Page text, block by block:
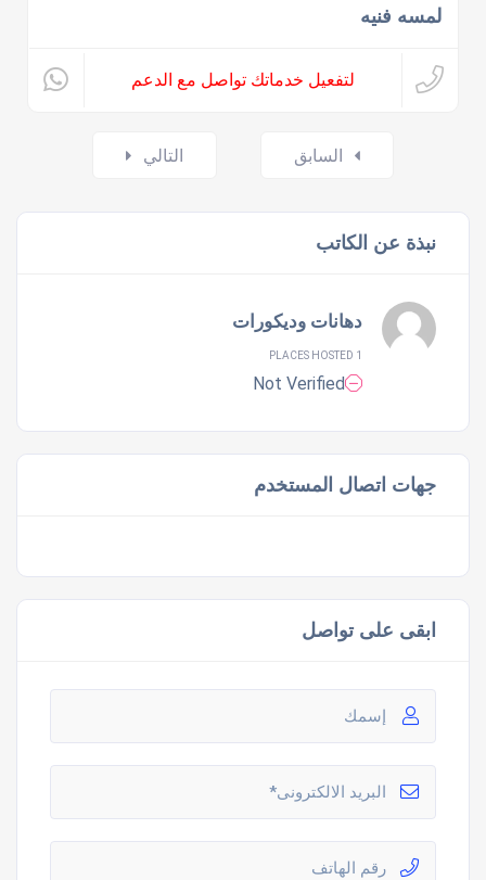
لمسه فنيه
لتفعيل خدماتك تواصل مع الدعم
السابق التالي
نبذة عن الكاتب
دهانات وديكورات
1 PLACES HOSTED
Not Verified
جهات اتصال المستخدم
ابقى على تواصل